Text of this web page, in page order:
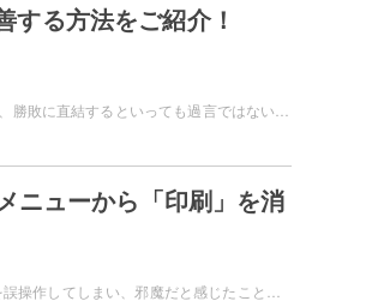
する方法をご紹介！
ニューから「印刷」を消